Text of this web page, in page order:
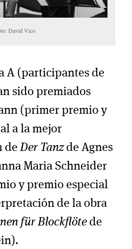
David Vico
A (participantes de
sido premiados
(primer premio y
a la mejor
deDer Tanzde Agnes
Maria Schneider
y premio especial
de la obra
für Blockflöte de